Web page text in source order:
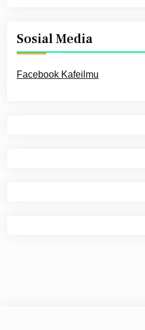
Sosial Media
Facebook Kafeilmu